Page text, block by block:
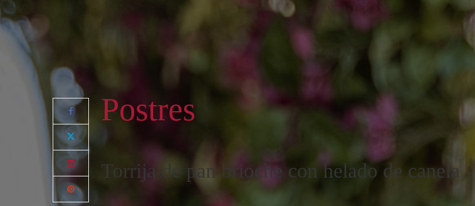
Postres
Torrija de pan brioche con helado de canela